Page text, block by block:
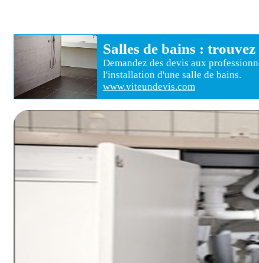
Salles de bains : trouvez
Demandez des devis aux
l'installation d'une salle de bains.
www.viteundevis.com